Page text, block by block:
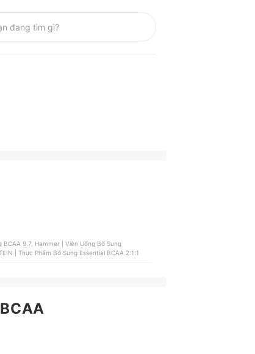
BCAA 9.7, Hammer | Viên Uống Bổ Sung
| Thực Phẩm Bổ Sung Essential BCAA 2:1:1